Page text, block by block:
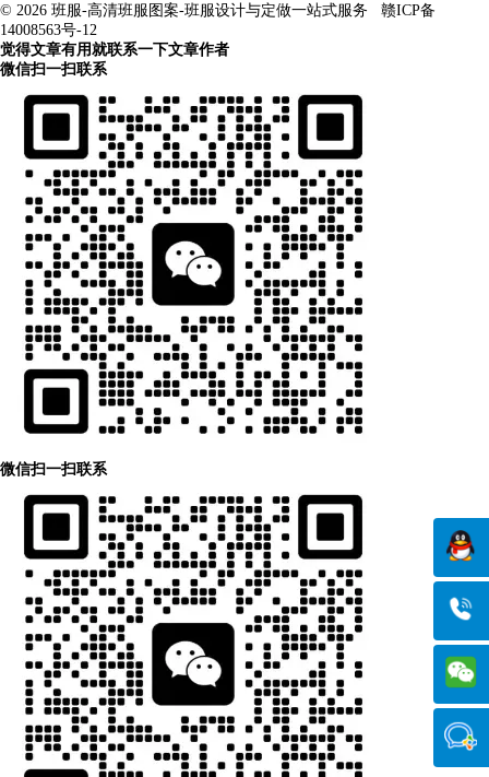
© 2026 班服-高清班服图案-班服设计与定做一站式服务
赣ICP备
14008563号-12
觉得文章有用就联系一下文章作者
微信扫一扫联系
微信扫一扫联系